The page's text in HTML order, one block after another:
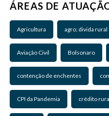
ÁREAS DE
Agricultura agro; divida rural
Aviação Civil Bolsonaro
contenção de enchentes
CPI da Pandemia crédito